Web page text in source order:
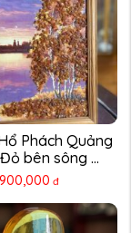
Phách Quảng
bên sông ...
đ